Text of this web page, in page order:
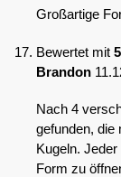
Großartige
Bewertet mit 5
Brandon
Nach 4
gefunden, die
Kugeln.
Form zu